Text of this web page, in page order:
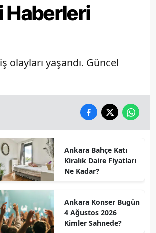
Haberleri
olayları yaşandı. Güncel
Ankara Bahçe Katı
Kiralık Daire Fiyatları
Ne Kadar?
Ankara Konser Bugün
4 Ağustos 2026
Kimler Sahnede?